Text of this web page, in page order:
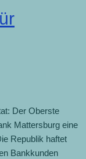
Der Oberste
Mattersburg eine
Republik haftet
Bankkunden